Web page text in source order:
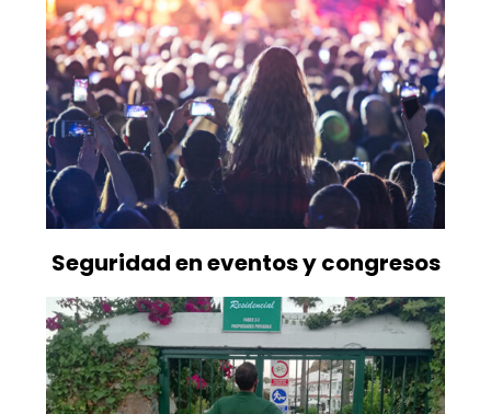
Seguridad en eventos y congresos